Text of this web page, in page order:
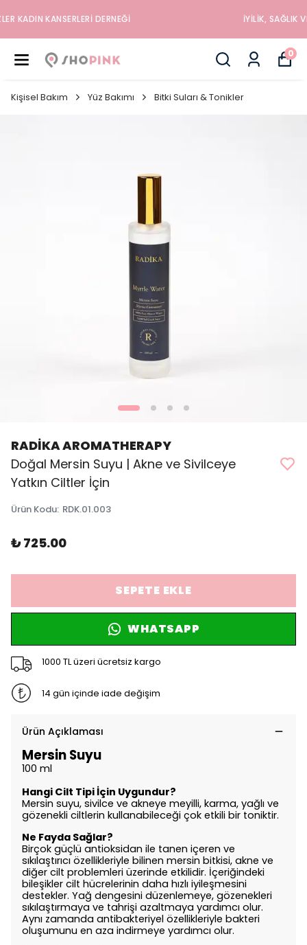
İYILIK, SAĞLIK VE MUTLULUK DÜKKANINA HOŞGELDINIZ
0
Kişisel Bakım Yüz Bakımı Bitki Suları & Tonikler
RADİKA AROMATHERAPY
Doğal Mersin Suyu | Akne ve Sivilceye
Yatkın Ciltler İçin
Ürün Kodu: RDK.01.003
₺ 725.00
SEPETE EKLE
WHATSAPP
1000 TL üzeri ücretsiz kargo
14 gün içinde iade değişim
Ürün Açıklaması
Mersin Suyu
100 ml
Hangi Cilt Tipi İçin Uygundur?
Mersin suyu, sivilce ve akneye meyilli, karma, yağlı ve
gözenekli ciltlerin kullanabileceği çok etkili bir toniktir.
Ne Fayda Sağlar?
Birçok güçlü antioksidan ile tanen içeren ve
sıkılaştırıcı özellikleriyle bilinen mersin bitkisi, akne ve
diğer cilt problemleri üzerinde etkilidir. İçeriğindeki
bileşikler cilt hücrelerinin daha hızlı iyileşmesini
destekler. Yağ dengesini düzenlemeye, gözenekleri
sıkılaştırmaya ve tahrişi azaltmaya yardımcı olur.
Aynı zamanda antibakteriyel özellikleriyle bakteri
oluşumunu en aza indirmeye yardımcı olur.